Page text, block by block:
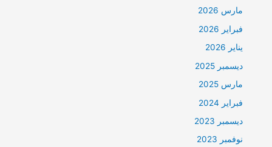
مارس 2026
فبراير 2026
يناير 2026
ديسمبر 2025
مارس 2025
فبراير 2024
ديسمبر 2023
نوفمبر 2023